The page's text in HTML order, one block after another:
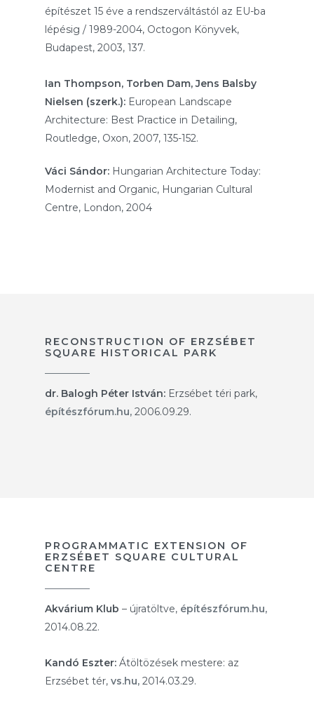
építészet 15 éve a rendszerváltástól az EU-ba
lépésig / 1989-2004, Octogon Könyvek,
Budapest, 2003, 137.
Ian Thompson, Torben Dam, Jens Balsby
Nielsen (szerk.): European Landscape
Architecture: Best Practice in Detailing,
Routledge, Oxon, 2007, 135-152.
Váci Sándor: Hungarian Architecture Today:
Modernist and Organic, Hungarian Cultural
Centre, London, 2004
RECONSTRUCTION OF ERZSÉBET
SQUARE HISTORICAL PARK
dr. Balogh Péter István: Erzsébet téri park,
építészfórum.hu, 2006.09.29.
PROGRAMMATIC EXTENSION OF
ERZSÉBET SQUARE CULTURAL
CENTRE
Akvárium Klub – újratöltve, építészfórum.hu,
2014.08.22.
Kandó Eszter: Átöltözések mestere: az
Erzsébet tér,vs.hu, 2014.03.29.